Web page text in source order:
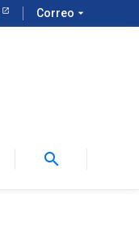
Correo arrow_drop_down
search